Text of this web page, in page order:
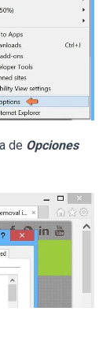
de Opciones